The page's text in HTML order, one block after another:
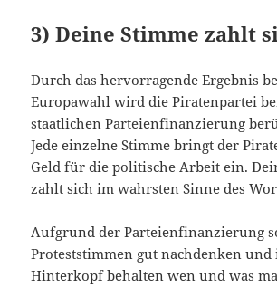
3) Deine Stimme zahlt
Durch das hervorragende Ergebnis
Europawahl wird die Piratenpartei
staatlichen Parteienfinanzierung
Jede einzelne Stimme bringt der
Geld für die politische Arbeit ein.
zahlt sich im wahrsten Sinne des
Aufgrund der Parteienfinanzierung
Proteststimmen gut nachdenken
Hinterkopf behalten wen und was